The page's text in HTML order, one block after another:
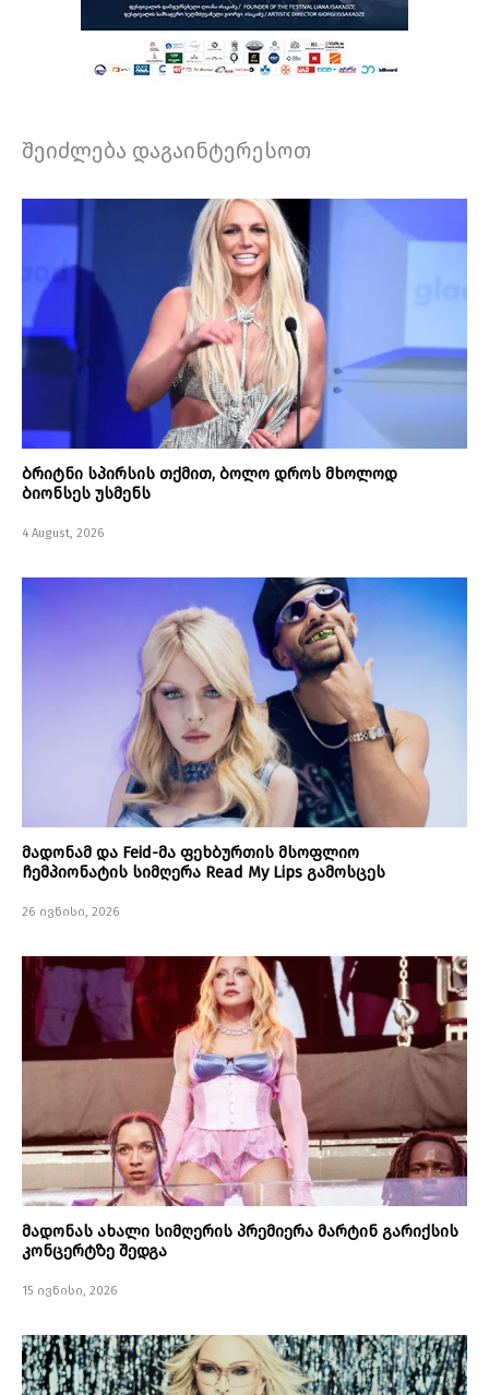
შეიძლება დაგაინტერესოთ
ბრიტნი სპირსის თქმით, ბოლო დროს მხოლოდ
ბიონსეს უსმენს
4 August, 2026
მადონამ და Feid-მა ფეხბურთის მსოფლიო
ჩემპიონატის სიმღერა Read My Lips გამოსცეს
26 ივნისი, 2026
მადონას ახალი სიმღერის პრემიერა მარტინ გარიქსის
კონცერტზე შედგა
15 ივნისი, 2026